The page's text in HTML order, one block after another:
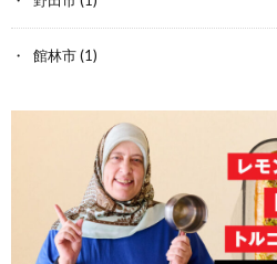
館林市(1)